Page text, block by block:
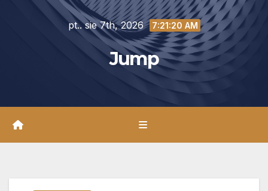
pt.. sie 7th, 2026 7:21:22 AM
Jump